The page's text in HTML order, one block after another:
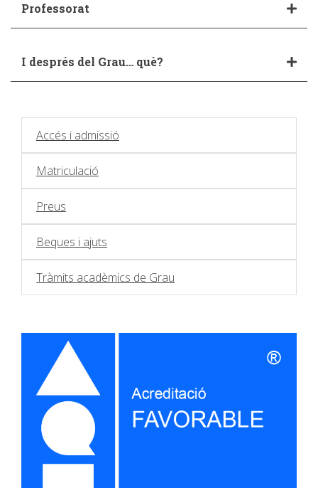
Professorat
I després del Grau… què?
Accés i admissió
Matriculació
Preus
Beques i ajuts
Tràmits acadèmics de Grau